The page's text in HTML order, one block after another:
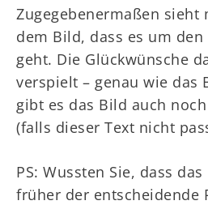
Zugegebenermaßen
dem Bild, dass es um den
geht. Die Glückwünsche
verspielt – genau wie das
gibt es das Bild auch
(falls dieser Text nicht
PS: Wussten Sie, dass
früher der entscheidende